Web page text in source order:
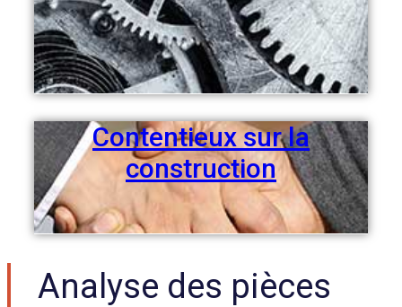
Contentieux sur la
construction
Analyse des pièces